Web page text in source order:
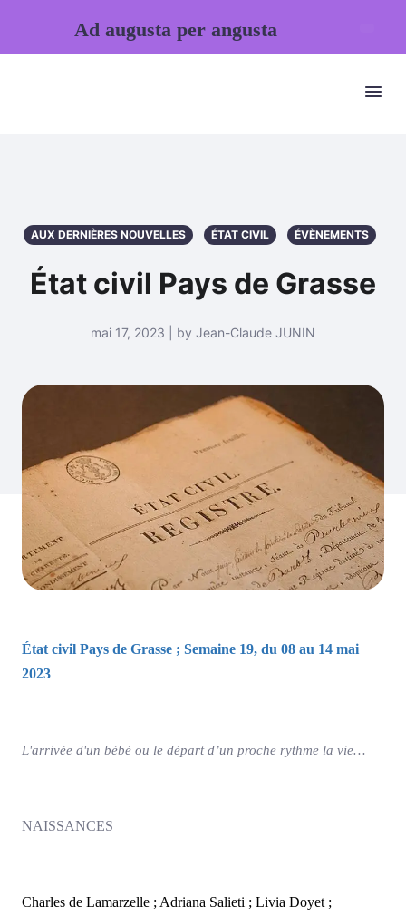
AUX DERNIÈRES NOUVELLES ÉTAT CIVIL ÉVÈNEMENTS
État civil Pays de Grasse
mai 17, 2023 | by Jean-Claude JUNIN
État civil Pays de Grasse ; Semaine 19, du 08 au 14 mai
2023
L'arrivée d'un bébé ou le départ d’un proche rythme la vie…
NAISSANCES
Charles de Lamarzelle ; Adriana Salieti ; Livia Doyet ;
Ad augusta per angusta